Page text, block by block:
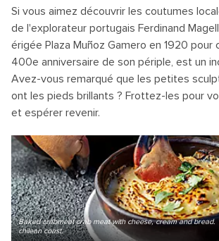
Si vous aimez découvrir les coutumes
de l'explorateur portugais Ferdinand
érigée Plaza Muñoz Gamero en 1920 pour
400e anniversaire de son périple, est un
Avez-vous remarqué que les petites
ont les pieds brillants ? Frottez-les pour
et espérer revenir.
Baked crabmeat crab meat with cheese, cream and bread.
chilean coast.